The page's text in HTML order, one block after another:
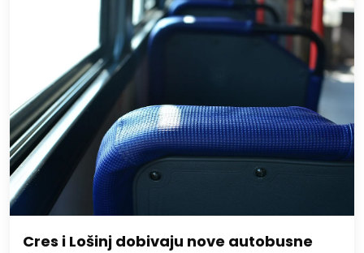
Cres i Lošinj dobivaju nove autobusne